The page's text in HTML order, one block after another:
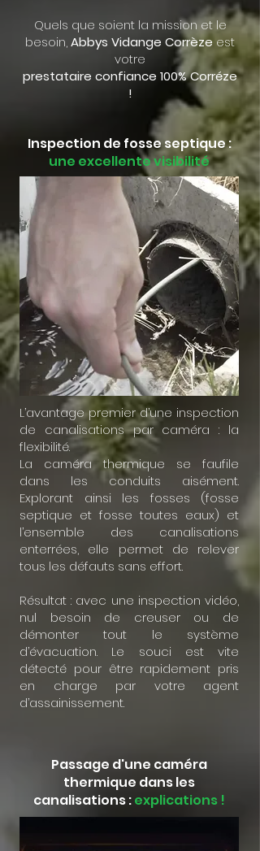
Quels que soient la mission et le
besoin,Abbys Vidange Corrèze est
votre
prestataire confiance 100% Corréze
!
Inspection de fosse septique :
une excellente visibilité
L’avantage premier d’une inspection
de canalisations par caméra : la
flexibilité.
La caméra thermique se faufile
dans les conduits aisément.
Explorant ainsi les fosses (fosse
septique et fosse toutes eaux) et
l’ensemble des canalisations
enterrées, elle permet de relever
tous les défauts sans effort.
Résultat : avec une inspection vidéo,
nul besoin de creuser ou de
démonter tout le système
d’évacuation. Le souci est vite
détecté pour être rapidement pris
en charge par votre agent
d’assainissement.
Passage d'une caméra
thermique dans les
canalisations :explications !